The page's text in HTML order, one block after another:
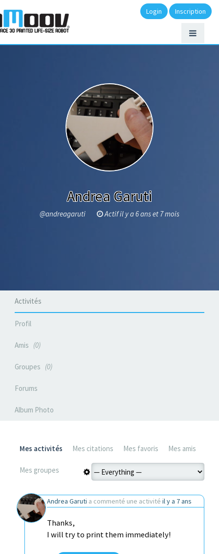
Login Inscription
Andrea Garuti
@andreagaruti Actif il y a 6 ans et 7 mois
Activités
Profil
Amis 0
Groupes 0
Forums
Album Photo
Mes activités Mes citations Mes favoris Mes amis
Mes groupes
Andrea Garuti a commenté une activité il y a 7 ans
Thanks,
I will try to print them immediately!